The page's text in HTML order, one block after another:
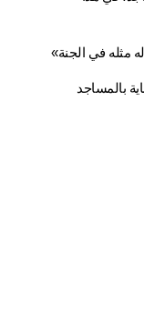
مثله في الجنة»